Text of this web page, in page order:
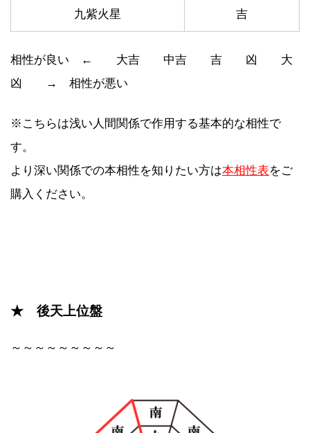
九紫火星 吉
相性が良い ← 大吉 中吉 吉 凶 大
凶 → 相性が悪い
※こちらは浅い人間関係で作用する基本的な相性で
す。
より深い関係での本相性を知りたい方は本相性表をご
購入ください。
★ 後天上位盤
～～～～～～～～～